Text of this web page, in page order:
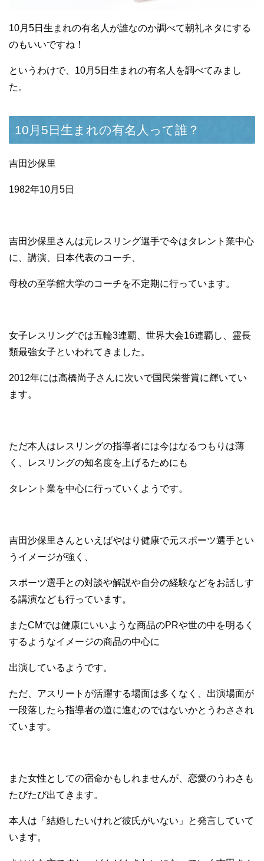
10月5日生まれの有名人が誰なのか調べて朝礼ネタにする
のもいいですね！
というわけで、10月5日生まれの有名人を調べてみまし
た。
10月5日生まれの有名人って誰？
吉田沙保里
1982年10月5日
吉田沙保里さんは元レスリング選手で今はタレント業中心
に、講演、日本代表のコーチ、
母校の至学館大学のコーチを不定期に行っています。
女子レスリングでは五輪3連覇、世界大会16連覇し、霊長
類最強女子といわれてきました。
2012年には高橋尚子さんに次いで国民栄誉賞に輝いてい
ます。
ただ本人はレスリングの指導者には今はなるつもりは薄
く、レスリングの知名度を上げるためにも
タレント業を中心に行っていくようです。
吉田沙保里さんといえばやはり健康で元スポーツ選手とい
うイメージが強く、
スポーツ選手との対談や解説や自分の経験などをお話しす
る講演なども行っています。
またCMでは健康にいいような商品のPRや世の中を明るく
するようなイメージの商品の中心に
出演しているようです。
ただ、アスリートが活躍する場面は多くなく、出演場面が
一段落したら指導者の道に進むのではないかとうわさされ
ています。
また女性としての宿命かもしれませんが、恋愛のうわさも
たびたび出てきます。
本人は「結婚したいけれど彼氏がいない」と発言していて
います。